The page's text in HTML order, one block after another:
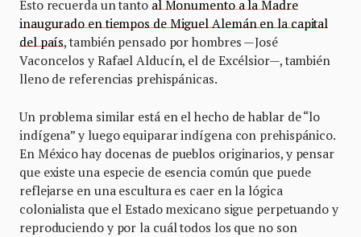
Esto recuerda un tanto al Monumento a la Madre
inaugurado en tiempos de Miguel Alemán en la capital
del país, también pensado por hombres —José
Vaconcelos y Rafael Alducín, el de Excélsior—, también
lleno de referencias prehispánicas.
Un problema similar está en el hecho de hablar de “lo
indígena” y luego equiparar indígena con prehispánico.
En México hay docenas de pueblos originarios, y pensar
que existe una especie de esencia común que puede
reflejarse en una escultura es caer en la lógica
colonialista que el Estado mexicano sigue perpetuando y
reproduciendo y por la cuál todos los que no son